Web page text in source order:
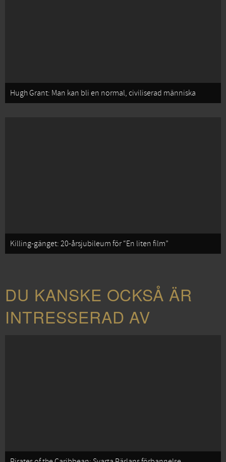
Hugh Grant: Man kan bli en normal, civiliserad människa
Killing-gänget: 20-årsjubileum för “En liten film”
DU KANSKE OCKSÅ ÄR
INTRESSERAD AV